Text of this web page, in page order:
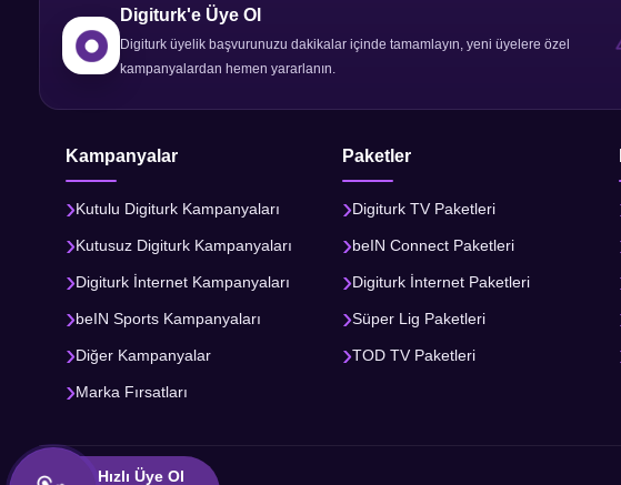
Digiturk'e Üye Ol
Digiturk üyelik başvurunuzu dakikalar içinde tamamlayın, yeni üyelere özel
kampanyalardan hemen yararlanın.
Kampanyalar
Kutulu Digiturk Kampanyaları
Kutusuz Digiturk Kampanyaları
Digiturk İnternet Kampanyaları
beIN Sports Kampanyaları
Diğer Kampanyalar
Marka Fırsatları
Paketler
Digiturk TV Paketleri
beIN Connect Paketleri
Digiturk İnternet Paketleri
Süper Lig Paketleri
TOD TV Paketleri
Hızlı Üye Ol